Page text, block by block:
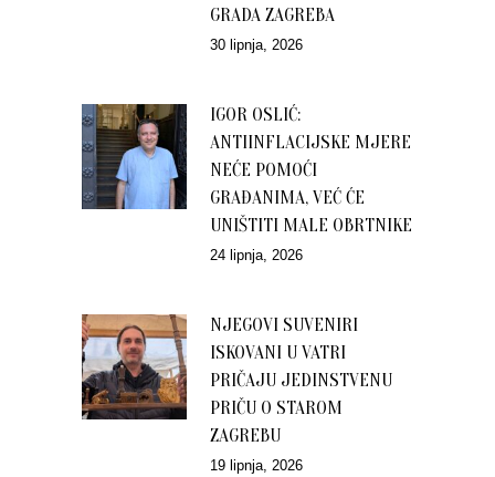
GRADA ZAGREBA
30 lipnja, 2026
IGOR OSLIĆ:
ANTIINFLACIJSKE MJERE
NEĆE POMOĆI
GRAĐANIMA, VEĆ ĆE
UNIŠTITI MALE OBRTNIKE
24 lipnja, 2026
NJEGOVI SUVENIRI
ISKOVANI U VATRI
PRIČAJU JEDINSTVENU
PRIČU O STAROM
ZAGREBU
19 lipnja, 2026